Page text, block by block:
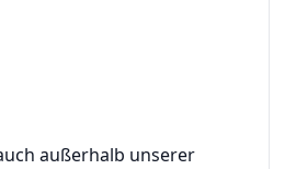
außerhalb unserer